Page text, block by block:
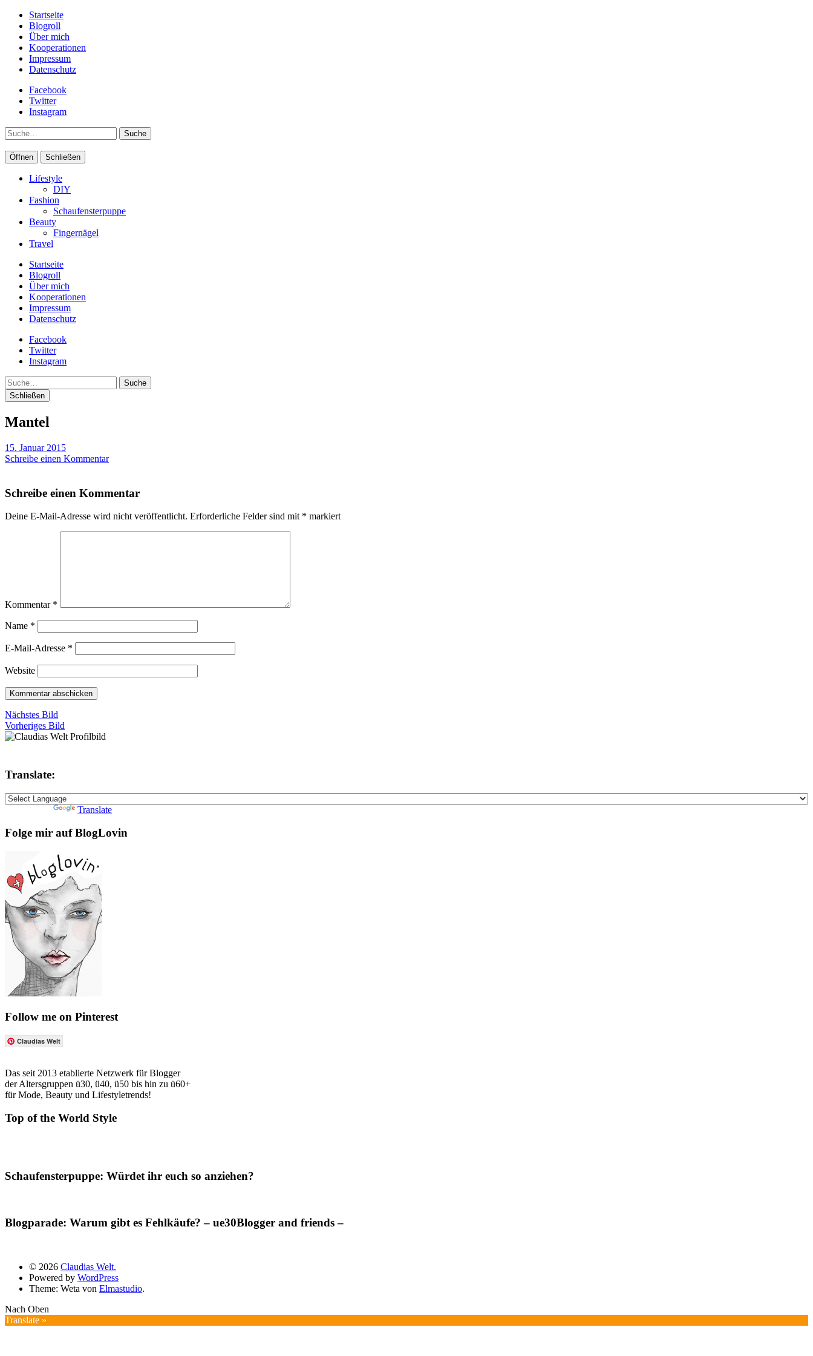
Startseite
Blogroll
Über mich
Kooperationen
Impressum
Datenschutz
Facebook
Twitter
Instagram
Suche
Öffnen Schließen
Lifestyle
DIY
Fashion
Schaufensterpuppe
Beauty
Fingernägel
Travel
Startseite
Blogroll
Über mich
Kooperationen
Impressum
Datenschutz
Facebook
Twitter
Instagram
Suche
Schließen
Mantel
15. Januar 2015
Schreibe einen Kommentar
Schreibe einen Kommentar
Deine E-Mail-Adresse wird nicht veröffentlicht. Erforderliche Felder sind mit * markiert
Kommentar *
Name *
E-Mail-Adresse *
Website
Nächstes Bild
Vorheriges Bild
Translate:
Translate
Folge mir auf BlogLovin
Follow me on Pinterest
Claudias Welt
Das seit 2013 etablierte Netzwerk für Blogger
der Altersgruppen ü30, ü40, ü50 bis hin zu ü60+
für Mode, Beauty und Lifestyletrends!
Top of the World Style
Schaufensterpuppe: Würdet ihr euch so anziehen?
Blogparade: Warum gibt es Fehlkäufe? – ue30Blogger and friends –
© 2026 Claudias Welt.
Powered by WordPress
Theme: Weta von Elmastudio.
Nach Oben
Translate »